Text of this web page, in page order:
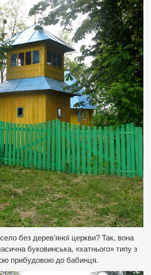
без дерев’яної церкви? Так, вона
буковинська, «хатнього» типу з
прибудовою до бабинця.